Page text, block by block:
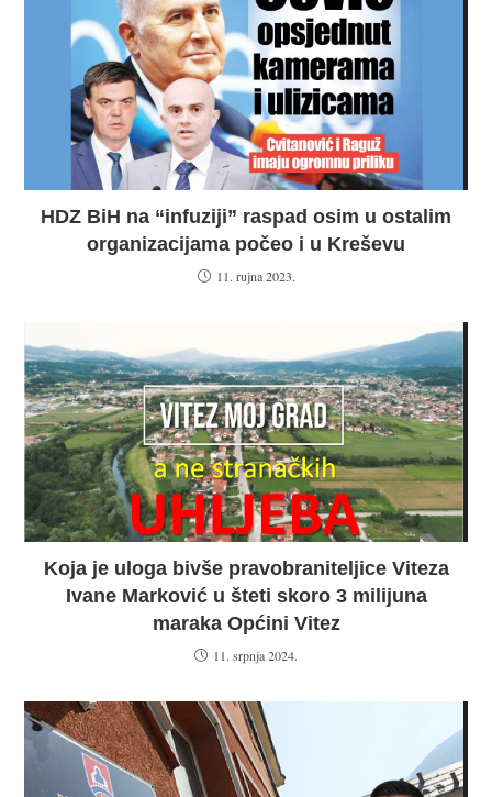
HDZ BiH na “infuziji” raspad osim u ostalim
organizacijama počeo i u Kreševu
11. rujna 2023.
Koja je uloga bivše pravobraniteljice Viteza
Ivane Marković u šteti skoro 3 milijuna
maraka Općini Vitez
11. srpnja 2024.